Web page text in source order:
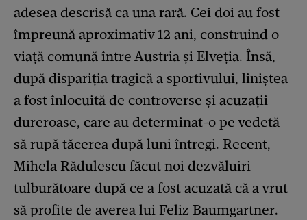
adesea descrisă ca una rară. Cei doi au fost
împreună aproximativ 12 ani, construind o
viață comună între Austria și Elveția. Însă,
după dispariția tragică a sportivului, liniștea
a fost înlocuită de controverse și acuzații
dureroase, care au determinat-o pe vedetă
să rupă tăcerea după luni întregi. Recent,
Mihela Rădulescu făcut noi dezvăluiri
tulburătoare după ce a fost acuzată că a vrut
să profite de averea lui Feliz Baumgartner.